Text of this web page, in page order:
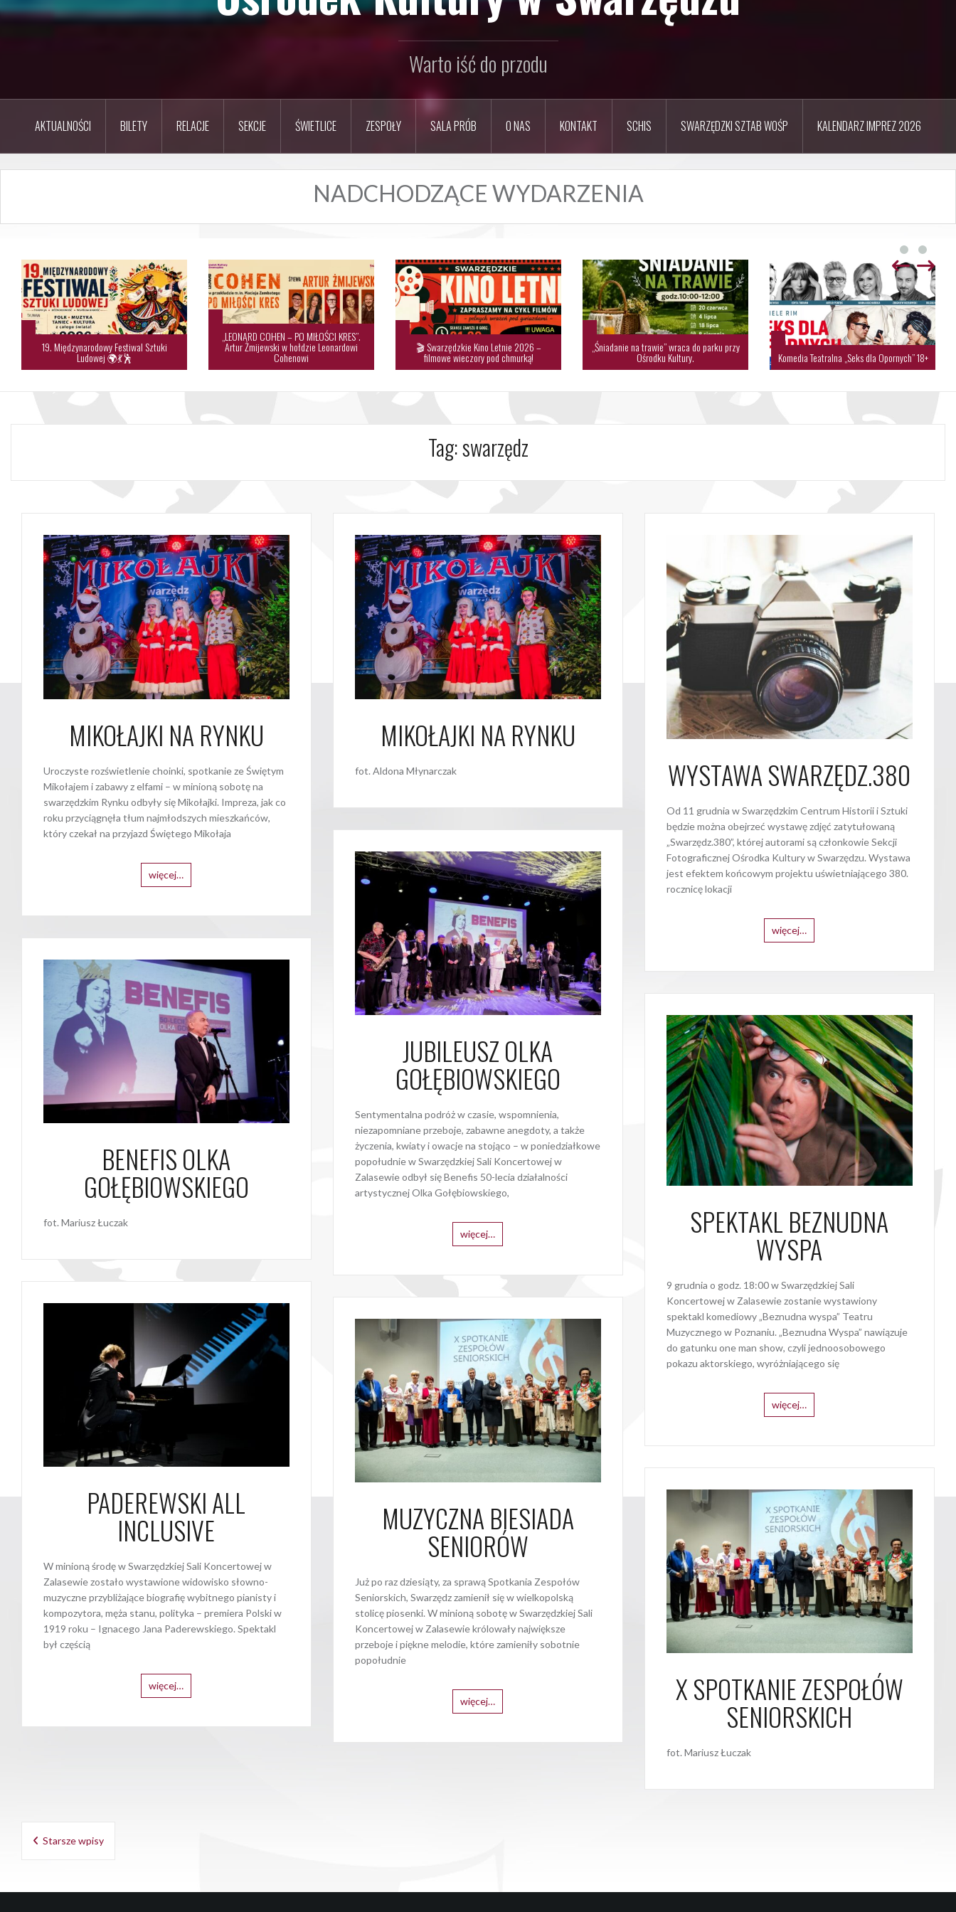
Warto iść do przodu
AKTUALNOŚCI BILETY RELACJE SEKCJE ŚWIETLICE ZESPOŁY SALA PRÓB O NAS KONTAKT SCHIS SWARZĘDZKI SZTAB WOŚP KALENDARZ IMPREZ 2026
NADCHODZĄCE WYDARZENIA
19. Międzynarodowy Festiwal Sztuki
Ludowej 🌍💃🕺
„LEONARD COHEN – PO MIŁOŚCI KRES”.
Artur Żmijewski w hołdzie Leonardowi
Cohenowi
🎬 Swarzędzkie Kino Letnie 2026 –
filmowe wieczory pod chmurką!
„Śniadanie na trawie” wraca do parku przy
Ośrodku Kultury. Komedia Teatralna „Seks dla Opornych” 18+
Tag:swarzędz
MIKOŁAJKI NA RYNKU
Uroczyste rozświetlenie choinki, spotkanie ze Świętym
Mikołajem i zabawy z elfami – w minioną sobotę na
swarzędzkim Rynku odbyły się Mikołajki. Impreza, jak co
roku przyciągnęła tłum najmłodszych mieszkańców,
który czekał na przyjazd Świętego Mikołaja
więcej…
MIKOŁAJKI NA RYNKU
fot. Aldona Młynarczak WYSTAWA SWARZĘDZ.380
Od 11 grudnia w Swarzędzkim Centrum Historii i Sztuki
będzie można obejrzeć wystawę zdjęć zatytułowaną
„Swarzędz.380”, której autorami są członkowie Sekcji
Fotograficznej Ośrodka Kultury w Swarzędzu. Wystawa
jest efektem końcowym projektu uświetniającego 380.
rocznicę lokacji
więcej…
JUBILEUSZ OLKA
GOŁĘBIOWSKIEGO
Sentymentalna podróż w czasie, wspomnienia,
niezapomniane przeboje, zabawne anegdoty, a także
życzenia, kwiaty i owacje na stojąco – w poniedziałkowe
popołudnie w Swarzędzkiej Sali Koncertowej w
Zalasewie odbył się Benefis 50-lecia działalności
artystycznej Olka Gołębiowskiego,
więcej…
BENEFIS OLKA
GOŁĘBIOWSKIEGO
fot. Mariusz Łuczak SPEKTAKL BEZNUDNA
WYSPA
9 grudnia o godz. 18:00 w Swarzędzkiej Sali
Koncertowej w Zalasewie zostanie wystawiony
spektakl komediowy „Beznudna wyspa” Teatru
Muzycznego w Poznaniu. „Beznudna Wyspa” nawiązuje
do gatunku one man show, czyli jednoosobowego
pokazu aktorskiego, wyróżniającego się
więcej…
PADEREWSKI ALL
INCLUSIVE
W minioną środę w Swarzędzkiej Sali Koncertowej w
Zalasewie zostało wystawione widowisko słowno-
muzyczne przybliżające biografię wybitnego pianisty i
kompozytora, męża stanu, polityka – premiera Polski w
1919 roku – Ignacego Jana Paderewskiego. Spektakl
był częścią
więcej…
MUZYCZNA BIESIADA
SENIORÓW
Już po raz dziesiąty, za sprawą Spotkania Zespołów
Seniorskich, Swarzędz zamienił się w wielkopolską
stolicę piosenki. W minioną sobotę w Swarzędzkiej Sali
Koncertowej w Zalasewie królowały największe
przeboje i piękne melodie, które zamieniły sobotnie
popołudnie
więcej… X SPOTKANIE ZESPOŁÓW
SENIORSKICH
fot. Mariusz Łuczak
Nawigacja
Starsze wpisy